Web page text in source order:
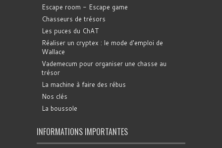
Escape room - Escape game
Chasseurs de trésors
Les puces du ChAT
Réaliser un cryptex : le mode d'emploi de
Wallace
Vademecum pour organiser une chasse au
trésor
La machine à faire des rébus
Nos clés
La boussole
INFORMATIONS IMPORTANTES